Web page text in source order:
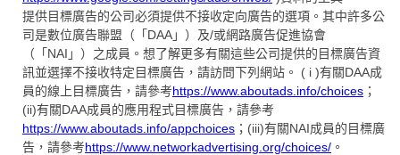
提供目標廣告的公司必須提供不接收定向廣告的選項。其中許多公
司是數位廣告聯盟（「DAA」）及/或網路廣告促進協會
（「NAI」）之成員。想了解更多有關這些公司提供的目標廣告資
訊並選擇不接收特定目標廣告，請訪問下列網站。 ( i )有關DAA成
員的線上目標廣告，請參考https://www.aboutads.info/choices ；
(ii)有關DAA成員的應用程式目標廣告，請參考
https://www.aboutads.info/appchoices ；(iii)有關NAI成員的目標廣
告，請參考https://www.networkadvertising.org/choices/ 。